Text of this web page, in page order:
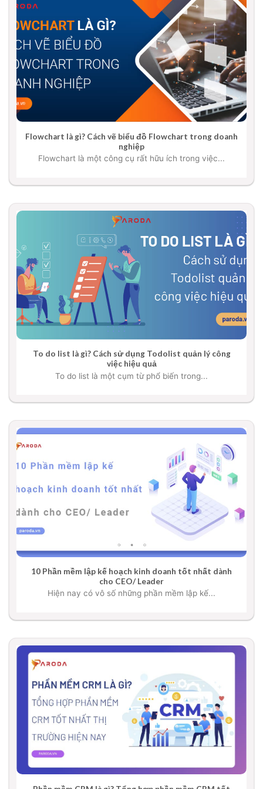
Flowchart là gì? Cách vẽ biểu đồ Flowchart trong doanh
nghiệp
Flowchart là một công cụ rất hữu ích trong việc...
To do list là gì? Cách sử dụng Todolist quản lý công
việc hiệu quả
To do list là một cụm từ phổ biến trong...
10 Phần mềm lập kế hoạch kinh doanh tốt nhất dành
cho CEO/ Leader
Hiện nay có vô số những phần mềm lập kế...